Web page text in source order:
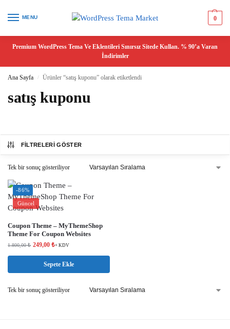
MENU 0
Premium WordPress Tema Ve Eklentileri Sınırsız Sitede Kullan. % 90’a Varan
İndirimler
Ana Sayfa / Ürünler “satış kuponu” olarak etiketlendi
satış kuponu
FILTRELERI GÖSTER
Tek bir sonuç gösteriliyor
-86%
Güncel
Coupon Theme – MyThemeShop
Theme For Coupon Websites
1.800,00₺ 249,00 ₺+ KDV
Sepete Ekle
Tek bir sonuç gösteriliyor